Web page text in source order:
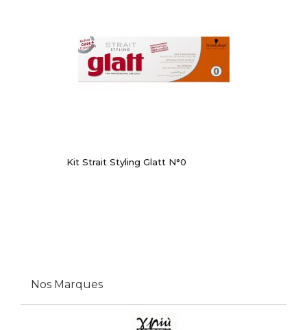
Kit Strait Styling Glatt N°0
Nos Marques